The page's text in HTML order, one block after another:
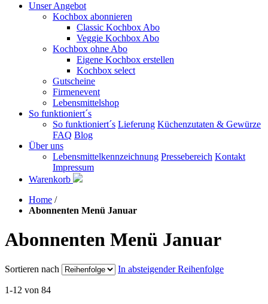
Unser Angebot
Kochbox abonnieren
Classic Kochbox Abo
Veggie Kochbox Abo
Kochbox ohne Abo
Eigene Kochbox erstellen
Kochbox select
Gutscheine
Firmenevent
Lebensmittelshop
So funktioniert´s
So funktioniert´s Lieferung Küchenzutaten & Gewürze
FAQ Blog
Über uns
Lebensmittelkennzeichnung Pressebereich Kontakt
Impressum
Warenkorb
Home /
Abonnenten Menü Januar
Abonnenten Menü Januar
Sortieren nach In absteigender Reihenfolge
1-12 von 84